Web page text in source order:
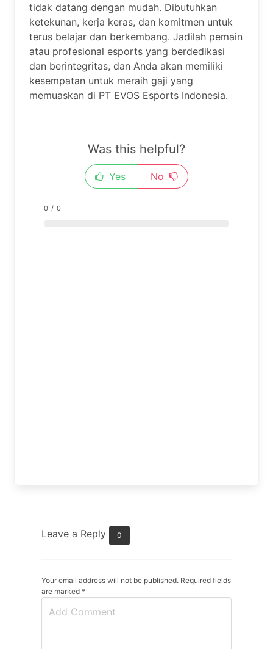
tidak datang dengan mudah. Dibutuhkan
ketekunan, kerja keras, dan komitmen untuk
terus belajar dan berkembang. Jadilah pemain
atau profesional esports yang berdedikasi
dan berintegritas, dan Anda akan memiliki
kesempatan untuk meraih gaji yang
memuaskan di PT EVOS Esports Indonesia.
Was this helpful?
Yes No
0 / 0
Leave a Reply 0
Your email address will not be published. Required fields
are marked *